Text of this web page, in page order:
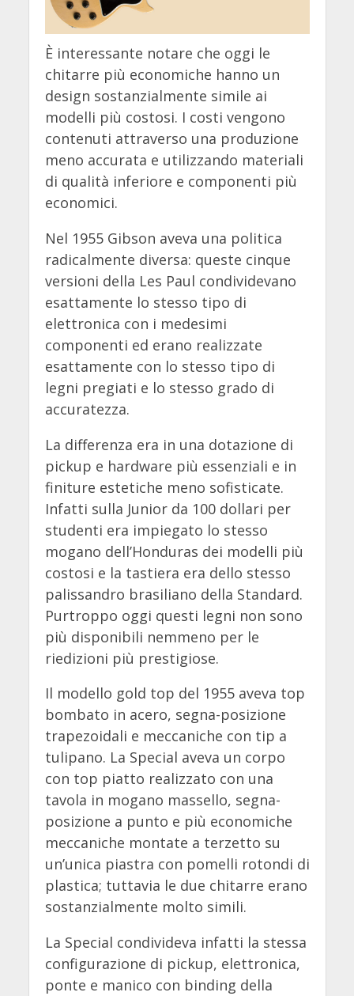
È interessante notare che oggi le
chitarre più economiche hanno un
design sostanzialmente simile ai
modelli più costosi. I costi vengono
contenuti attraverso una produzione
meno accurata e utilizzando materiali
di qualità inferiore e componenti più
economici.
Nel 1955 Gibson aveva una politica
radicalmente diversa: queste cinque
versioni della Les Paul condividevano
esattamente lo stesso tipo di
elettronica con i medesimi
componenti ed erano realizzate
esattamente con lo stesso tipo di
legni pregiati e lo stesso grado di
accuratezza.
La differenza era in una dotazione di
pickup e hardware più essenziali e in
finiture estetiche meno sofisticate.
Infatti sulla Junior da 100 dollari per
studenti era impiegato lo stesso
mogano dell’Honduras dei modelli più
costosi e la tastiera era dello stesso
palissandro brasiliano della Standard.
Purtroppo oggi questi legni non sono
più disponibili nemmeno per le
riedizioni più prestigiose.
Il modello gold top del 1955 aveva top
bombato in acero, segna-posizione
trapezoidali e meccaniche con tip a
tulipano. La Special aveva un corpo
con top piatto realizzato con una
tavola in mogano massello, segna-
posizione a punto e più economiche
meccaniche montate a terzetto su
un’unica piastra con pomelli rotondi di
plastica; tuttavia le due chitarre erano
sostanzialmente molto simili.
La Special condivideva infatti la stessa
configurazione di pickup, elettronica,
ponte e manico con binding della